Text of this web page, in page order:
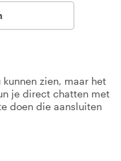
zien, maar het
je direct chatten met
doen die aansluiten